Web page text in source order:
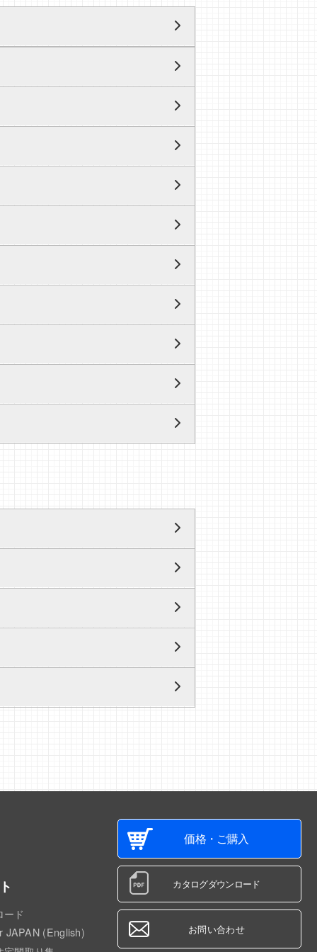
ード
JAPAN (English)
価格・ご購入
カタログダウンロード
お問い合わせ